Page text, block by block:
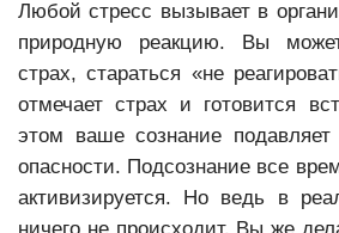
Любой стресс вызывает в
природную реакцию. Вы
страх, стараться «не
отмечает страх и готовится
этом ваше сознание подавляет
опасности. Подсознание все
активизируется. Но ведь в
ничего не происходит, Вы же